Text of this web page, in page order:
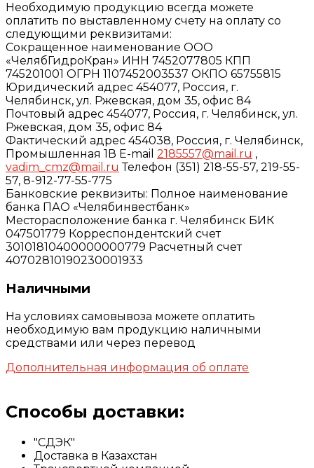
Необходимую продукцию всегда можете
оплатить по выставленному счету на оплату со
следующими реквизитами:
Сокращенное наименование ООО
«ЧелябГидроКран» ИНН 7452077805 КПП
745201001 ОГРН 1107452003537 ОКПО 65755815
Юридический адрес 454077, Россия, г.
Челябинск, ул. Ржевская, дом 35, офис 84
Почтовый адрес 454077, Россия, г. Челябинск, ул.
Ржевская, дом 35, офис 84
Фактический адрес 454038, Россия, г. Челябинск,
Промышленная 1В E-mail 2185557@mail.ru ,
vadim_cmz@mail.ru Телефон (351) 218-55-57, 219-55-
57, 8-912-77-55-775
Банковские реквизиты: Полное наименование
банка ПАО «Челябинвестбанк»
Месторасположение банка г. Челябинск БИК
047501779 Корреспондентский счет
30101810400000000779 Расчетный счет
40702810190230001933
Наличными
На условиях самовывоза можете оплатить
необходимую вам продукцию наличными
средствами или через перевод
Дополнительная информация об оплате
Способы доставки:
"СДЭК"
Доставка в Казахстан